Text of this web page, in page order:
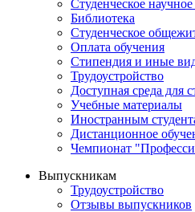
Студенческое
Библиотека
Студенческое
Оплата обучения
Стипендия и иные
Трудоустройство
Доступная среда для
Учебные материалы
Иностранным
Дистанционное
Чемпионат
Выпускникам
Трудоустройство
Отзывы выпускников